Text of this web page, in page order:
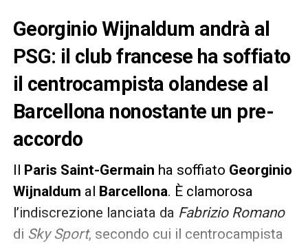
Georginio Wijnaldum andrà al
PSG: il club francese ha soffiato
il centrocampista olandese al
Barcellona nonostante un pre-
accordo
Il Paris Saint-Germain ha soffiato Georginio
Wijnaldum al Barcellona. È clamorosa
l’indiscrezione lanciata da Fabrizio Romano
di Sky Sport, secondo cui il centrocampista